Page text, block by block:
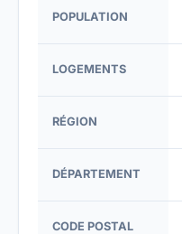
POPULATION
LOGEMENTS
RÉGION
DÉPARTEMENT
CODE POSTAL